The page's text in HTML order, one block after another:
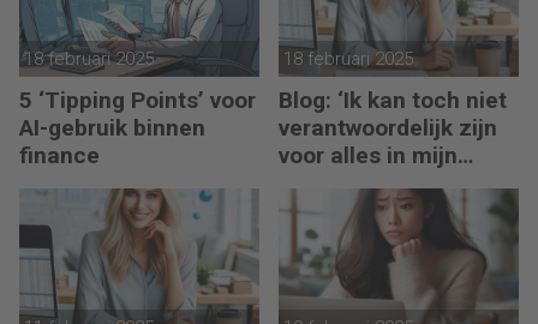
18 februari 2025
5 ‘Tipping Points’ voor
AI-gebruik binnen
finance
18 februari 2025
Blog: ‘Ik kan toch niet
verantwoordelijk zijn
voor alles in mijn
waardeketen?’